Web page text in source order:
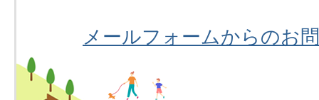
メールフォームからのお